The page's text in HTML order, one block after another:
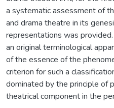
a systematic assessment of
and drama theatre in its
representations was
an original terminological
of the essence of the
criterion for such a
dominated by the principle of
theatrical component in the